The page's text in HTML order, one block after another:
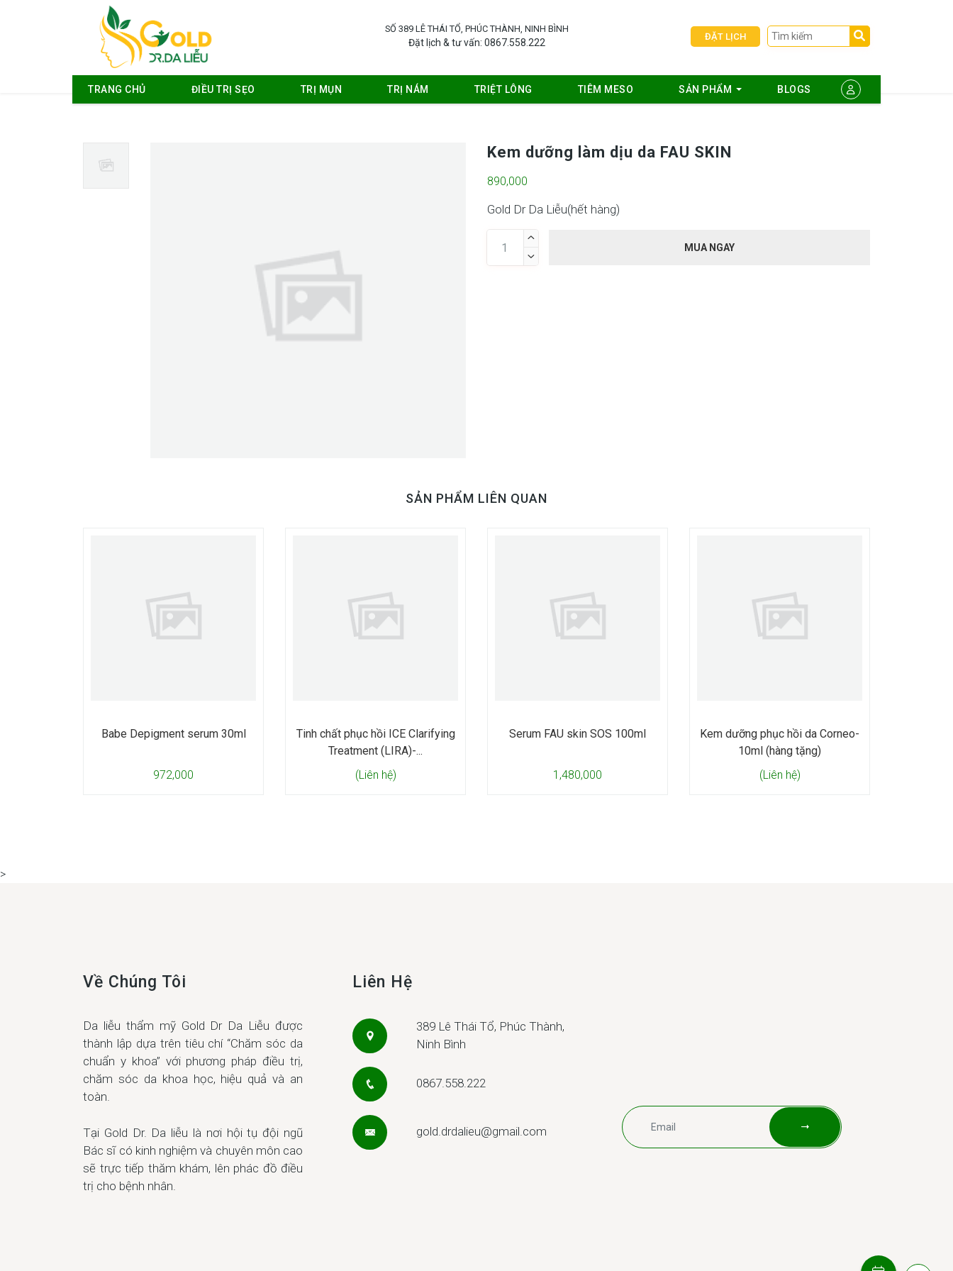
SỐ 389 LÊ THÁI TỔ, PHÚC THÀNH, NINH BÌNH
Đặt lịch & tư vấn: 0867.558.222
ĐẶT LỊCH
TRANG CHỦ ĐIỀU TRỊ SẸO TRỊ MỤN TRỊ NÁM TRIỆT LÔNG TIÊM MESO SẢN PHẨM BLOGS
Kem dưỡng làm dịu da FAU SKIN
890,000
Gold Dr Da Liễu(hết hàng)


MUA NGAY
SẢN PHẨM LIÊN QUAN
Babe Depigment serum 30ml
972,000
Tinh chất phục hồi ICE Clarifying
Treatment (LIRA)-...
(Liên hệ)
Serum FAU skin SOS 100ml
1,480,000
Kem dưỡng phục hồi da Corneo-
10ml (hàng tặng)
(Liên hệ)
>
Về Chúng Tôi
Da liễu thẩm mỹ Gold Dr Da Liễu được
thành lập dựa trên tiêu chí “Chăm sóc da
chuẩn y khoa” với phương pháp điều trị,
chăm sóc da khoa học, hiệu quả và an
toàn.
Tại Gold Dr. Da liễu là nơi hội tụ đội ngũ
Bác sĩ có kinh nghiệm và chuyên môn cao
sẽ trực tiếp thăm khám, lên phác đồ điều
trị cho bệnh nhân.
Liên Hệ
389 Lê Thái Tổ, Phúc Thành,
Ninh Bình
0867.558.222
gold.drdalieu@gmail.com